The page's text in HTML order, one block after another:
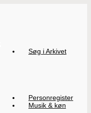
Søg i Arkivet
Personregister
Musik & køn